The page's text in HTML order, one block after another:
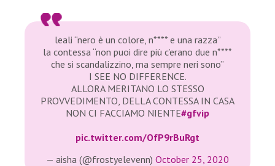
leali “nero è un colore, n**** e una razza”
la contessa “non puoi dire più c’erano due n****
che si scandalizzino, ma sempre neri sono”
I SEE NO DIFFERENCE.
ALLORA MERITANO LO STESSO
PROVVEDIMENTO, DELLA CONTESSA IN CASA
NON CI FACCIAMO NIENTE#gfvip
pic.twitter.com/OfP9rBuRgt
— aisha (@frostyelevenn) October 25, 2020